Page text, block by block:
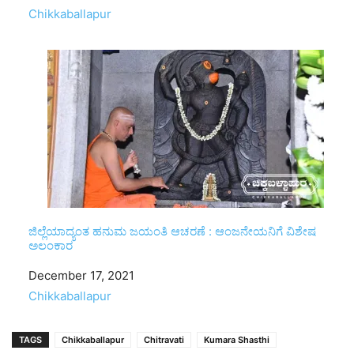
In relation to
Chikkaballapur
ಜಿಲ್ಲೆಯಾದ್ಯಂತ ಹನುಮ ಜಯಂತಿ ಆಚರಣೆ : ಆಂಜನೇಯನಿಗೆ ವಿಶೇಷ
ಅಲಂಕಾರ
Date
December 17, 2021
In relation to
Chikkaballapur
TAGS Chikkaballapur Chitravati Kumara Shasthi